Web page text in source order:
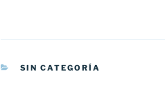
CATEGORÍAS
SIN CATEGORÍA